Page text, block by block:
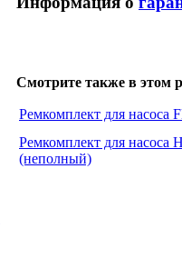
Смотрите также в этом
Ремкомплект для насоса
Ремкомплект для насоса
(неполный)